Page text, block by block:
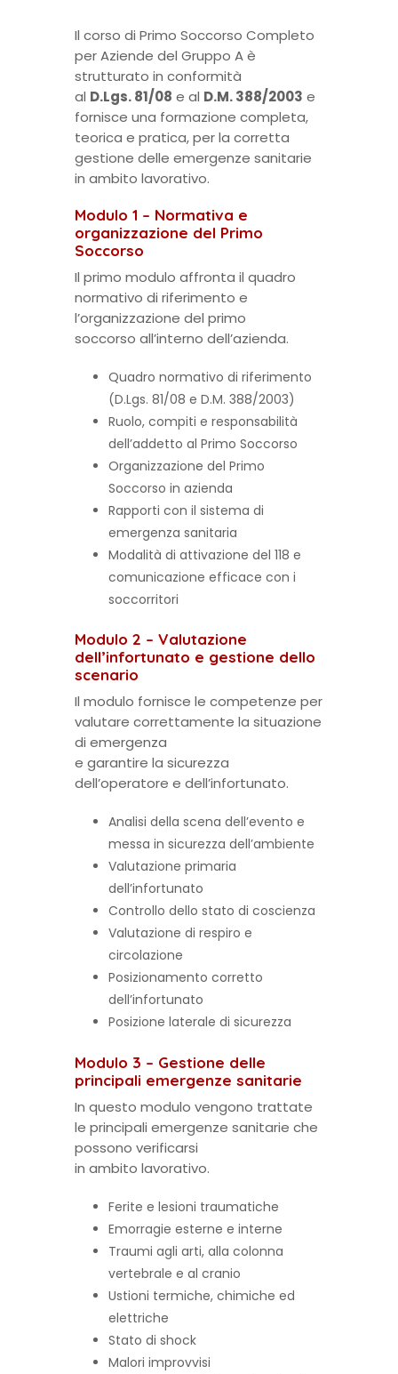
Il corso di Primo Soccorso Completo
per Aziende del Gruppo A è
strutturato in conformità
al D.Lgs. 81/08 e al D.M. 388/2003 e
fornisce una formazione completa,
teorica e pratica, per la corretta
gestione delle emergenze sanitarie
in ambito lavorativo.
Modulo 1 – Normativa e
organizzazione del Primo
Soccorso
Il primo modulo affronta il quadro
normativo di riferimento e
l’organizzazione del primo
soccorso all’interno dell’azienda.
Quadro normativo di riferimento
(D.Lgs. 81/08 e D.M. 388/2003)
Ruolo, compiti e responsabilità
dell’addetto al Primo Soccorso
Organizzazione del Primo
Soccorso in azienda
Rapporti con il sistema di
emergenza sanitaria
Modalità di attivazione del 118 e
comunicazione efficace con i
soccorritori
Modulo 2 – Valutazione
dell’infortunato e gestione dello
scenario
Il modulo fornisce le competenze per
valutare correttamente la situazione
di emergenza
e garantire la sicurezza
dell’operatore e dell’infortunato.
Analisi della scena dell’evento e
messa in sicurezza dell’ambiente
Valutazione primaria
dell’infortunato
Controllo dello stato di coscienza
Valutazione di respiro e
circolazione
Posizionamento corretto
dell’infortunato
Posizione laterale di sicurezza
Modulo 3 – Gestione delle
principali emergenze sanitarie
In questo modulo vengono trattate
le principali emergenze sanitarie che
possono verificarsi
in ambito lavorativo.
Ferite e lesioni traumatiche
Emorragie esterne e interne
Traumi agli arti, alla colonna
vertebrale e al cranio
Ustioni termiche, chimiche ed
elettriche
Stato di shock
Malori improvvisi